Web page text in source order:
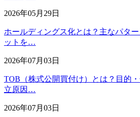
2026年05月29日
ホールディングス化とは？主なパタ
ットを…
2026年07月03日
TOB（株式公開買付け）とは？目的
立原因…
2026年07月03日